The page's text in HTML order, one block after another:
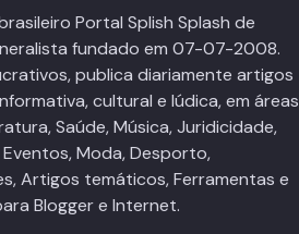
Portal Splish Splash de
fundado em 07-07-2008.
publica diariamente artigos
cultural e lúdica, em áreas
Saúde, Música, Juridicidade,
Moda, Desporto,
Artigos temáticos, Ferramentas e
Blogger e Internet.